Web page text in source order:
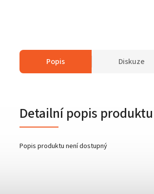
Popis Diskuze
Detailní popis produktu
Popis produktu není dostupný